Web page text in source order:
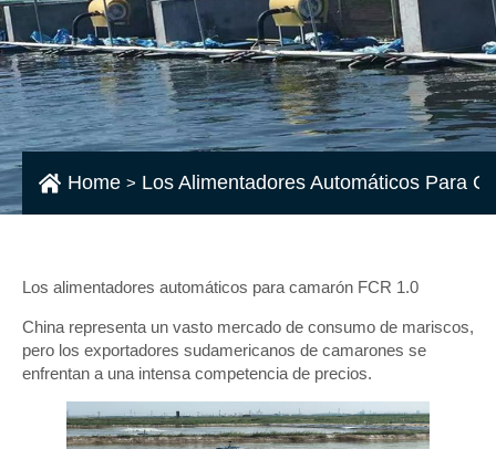
Home > Los Alimentadores Automáticos Para
Los alimentadores automáticos para camarón FCR 1.0
China representa un vasto mercado de consumo de mariscos,
pero los exportadores sudamericanos de camarones se
enfrentan a una intensa competencia de precios.